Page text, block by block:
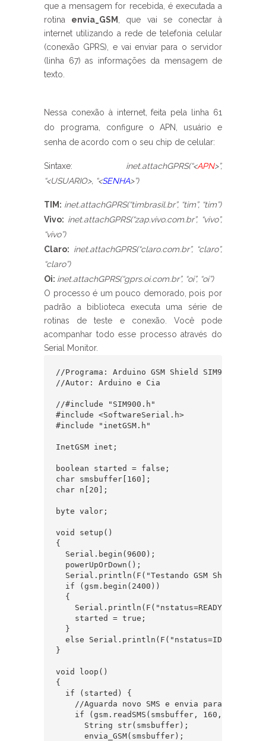
que a mensagem for recebida, é executada a
rotina envia_GSM
, que vai se conectar à
internet utilizando a rede de telefonia celular
(conexão GPRS), e vai enviar para o servidor
(linha 67) as informações da mensagem de
texto.
Nessa conexão à internet, feita pela linha 61
do programa, configure o APN, usuário e
senha de acordo com o seu chip de celular:
Sintaxe: inet.attachGPRS(“<APN>”,
“<USUARIO>, “<SENHA>”)
TIM: inet.attachGPRS(“timbrasil.br”, “tim”, “tim”)
Vivo: inet.attachGPRS(“zap.vivo.com.br”, “vivo”,
“vivo”)
Claro: inet.attachGPRS(“claro.com.br”, “claro”,
“claro”)
Oi: inet.attachGPRS(“gprs.oi.com.br”, “oi”, “oi”)
O processo é um pouco demorado, pois por
padrão a biblioteca executa uma série de
rotinas de teste e conexão. Você pode
acompanhar todo esse processo através do
Serial Monitor.
//Programa: Arduino GSM Shield SIM900 -
//Autor: Arduino e Cia
//#include "SIM900.h"
#include <SoftwareSerial.h>
#include "inetGSM.h"
InetGSM inet;
boolean started = false;
char smsbuffer[160];
char n[20];
byte valor;
void setup()
{
  Serial.begin(9600);
  powerUpOrDown();
Serial.println(F("Testando GSM Shield
  if (gsm.begin(2400))
  {
    Serial.println(F("nstatus=READY"));
    started = true;
  }
  else Serial.println(F("nstatus=IDLE"));
}
void loop()
{
  if (started) {
//Aguarda novo SMS e envia para o
if (gsm.readSMS(smsbuffer, 160, n, 20))
      String str(smsbuffer);
      envia_GSM(smsbuffer);